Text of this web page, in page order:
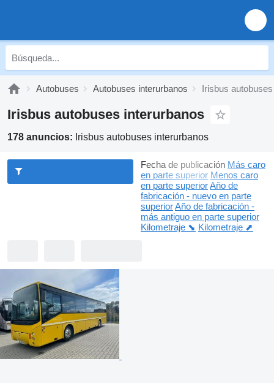
Autobuses Autobuses interurbanos Irisbus
Irisbus autobuses interurbanos
178 anuncios: Irisbus autobuses interurbanos
Fecha de publicación Más caro
en parte superior Menos caro
en parte superiorAño de
fabricación - nuevo en parte
superiorAño de fabricación -
más antiguo en parte superior
Kilometraje ⬊ Kilometraje ⬈